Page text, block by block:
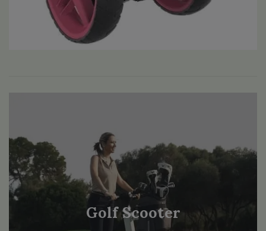
Golf Scooter